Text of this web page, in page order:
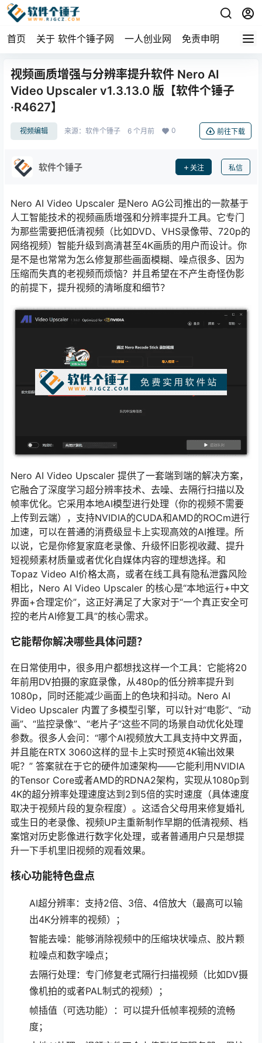
首页 关于 软件个锤子网 一人创业网 免责申明
视频画质增强与分辨率提升软件 Nero AI
Video Upscaler v1.3.13.0 版【软件个锤子
·R4627】
视频编辑 来源： 软件个锤子 6 个月前 0 前往下载
软件个锤子 关注 私信
Nero AI Video Upscaler 是Nero AG公司推出的一款基于
人工智能技术的视频画质增强和分辨率提升工具。它专门
为那些需要把低清视频（比如DVD、VHS录像带、720p的
网络视频）智能升级到高清甚至4K画质的用户而设计。你
是不是也常常为怎么修复那些画面模糊、噪点很多、因为
压缩而失真的老视频而烦恼？并且希望在不产生奇怪伪影
的前提下，提升视频的清晰度和细节？
Nero AI Video Upscaler 提供了一套端到端的解决方案，
它融合了深度学习超分辨率技术、去噪、去隔行扫描以及
帧率优化。它采用本地AI模型进行处理（你的视频不需要
上传到云端），支持NVIDIA的CUDA和AMD的ROCm进行
加速，可以在普通的消费级显卡上实现高效的AI推理。所
以说，它是你修复家庭老录像、升级怀旧影视收藏、提升
短视频素材质量或者优化自媒体内容的理想选择。和
Topaz Video AI价格太高，或者在线工具有隐私泄露风险
相比，Nero AI Video Upscaler 的核心是“本地运行+中文
界面+合理定价”，这正好满足了大家对于“一个真正安全可
控的老片AI修复工具”的核心需求。
它能帮你解决哪些具体问题？
在日常使用中，很多用户都想找这样一个工具：它能将20
年前用DV拍摄的家庭录像，从480p的低分辨率提升到
1080p，同时还能减少画面上的色块和抖动。Nero AI
Video Upscaler 内置了多模型引擎，可以针对“电影”、“动
画”、“监控录像”、“老片子”这些不同的场景自动优化处理
参数。很多人会问：“哪个AI视频放大工具支持中文界面，
并且能在RTX 3060这样的显卡上实时预览4K输出效果
呢？” 答案就在于它的硬件加速架构——它能利用NVIDIA
的Tensor Core或者AMD的RDNA2架构，实现从1080p到
4K的超分辨率处理速度达到2到5倍的实时速度（具体速度
取决于视频片段的复杂程度）。这适合父母用来修复婚礼
或生日的老录像、视频UP主重新制作早期的低清视频、档
案馆对历史影像进行数字化处理，或者普通用户只是想提
升一下手机里旧视频的观看效果。
核心功能特色盘点
AI超分辨率：支持2倍、3倍、4倍放大（最高可以输
出4K分辨率的视频）；
智能去噪：能够消除视频中的压缩块状噪点、胶片颗
粒噪点和数字噪点；
去隔行处理：专门修复老式隔行扫描视频（比如DV摄
像机拍的或者PAL制式的视频）；
帧插值（可选功能）：可以提升低帧率视频的流畅
度；